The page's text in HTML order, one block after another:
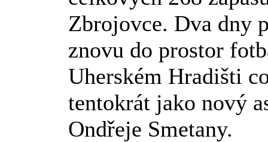
Zbrojovce. Dva dny
znovu do prostor
Uherském Hradišti
tentokrát jako nový
Ondřeje Smetany.